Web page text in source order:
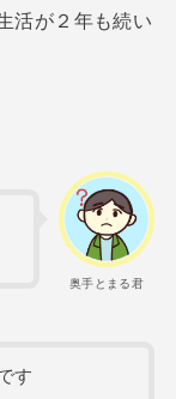
活が２年も続い
奥手とまる君
す